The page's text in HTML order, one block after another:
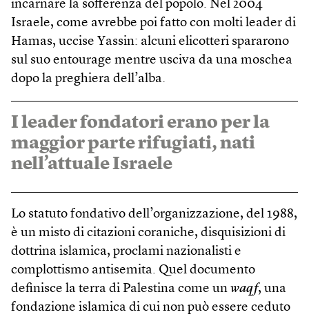
incarnare la sofferenza del popolo. Nel 2004
Israele, come avrebbe poi fatto con molti leader di
Hamas, uccise Yassin: alcuni elicotteri spararono
sul suo entou­rage mentre usciva da una moschea
dopo la preghiera dell’alba.
I leader fondatori erano per la
maggior parte rifugiati, nati
nell’attuale Israele
Lo statuto fondativo dell’organizzazione, del 1988,
è un misto di citazioni coraniche, disquisizioni di
dottrina islamica, proclami nazionalisti e
complottismo antisemita. Quel documento
definisce la terra di Palestina come un waqf, una
fondazione islamica di cui non può essere ceduto